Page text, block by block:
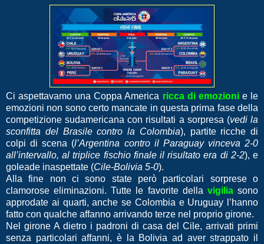
Ci aspettavamo una Coppa America ricca di emozionie le
emozioni non sono certo mancate in questa prima fase della
competizione sudamericana con risultati a sorpresa (vedi la
sconfitta del Brasile contro la Colombia), partite ricche di
colpi di scena (l’Argentina contro il Paraguay vinceva 2-0
all’intervallo, al triplice fischio finale il risultato era di 2-2), e
goleade inaspettate (Cile-Bolivia 5-0).
Alla fine non ci sono state però particolari sorprese o
clamorose eliminazioni. Tutte le favorite della vigiliasono
approdate ai quarti, anche se Colombia e Uruguay l’hanno
fatto con qualche affanno arrivando terze nel proprio girone.
Nel girone A dietro i padroni di casa del Cile, arrivati primi
senza particolari affanni, è la Bolivia ad aver strappato il